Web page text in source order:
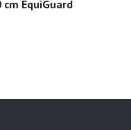
EquiGuard